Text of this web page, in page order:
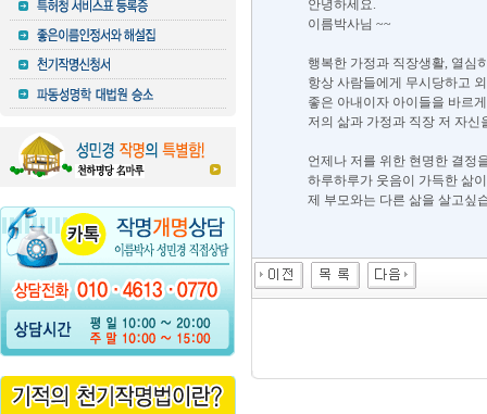
안녕하세요.
이름박사님 ~~
행복한 가정과 직장생활, 열심
항상 사람들에게 무시당하고
좋은 아내이자 아이들을 바르
저의 삶과 가정과 직장 저 자
언제나 저를 위한 현명한 결정
하루하루가 웃음이 가득한 삶
제 부모와는 다른 삶을 살고싶